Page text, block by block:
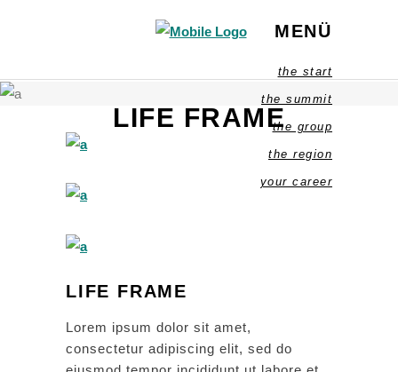
MENÜ
the start
the summit
the group
the region
your career
LIFE FRAME
LIFE FRAME
Lorem ipsum dolor sit amet,
consectetur adipiscing elit, sed do